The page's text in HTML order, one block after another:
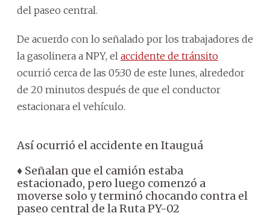
del paseo central.
De acuerdo con lo señalado por los trabajadores de
la gasolinera a NPY, el accidente de tránsito
ocurrió cerca de las 05:30 de este lunes, alrededor
de 20 minutos después de que el conductor
estacionara el vehículo.
Así ocurrió el accidente en Itauguá
♦ Señalan que el camión estaba
estacionado, pero luego comenzó a
moverse solo y terminó chocando contra el
paseo central de la Ruta PY-02